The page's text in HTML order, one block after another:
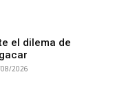
el dilema de
2026